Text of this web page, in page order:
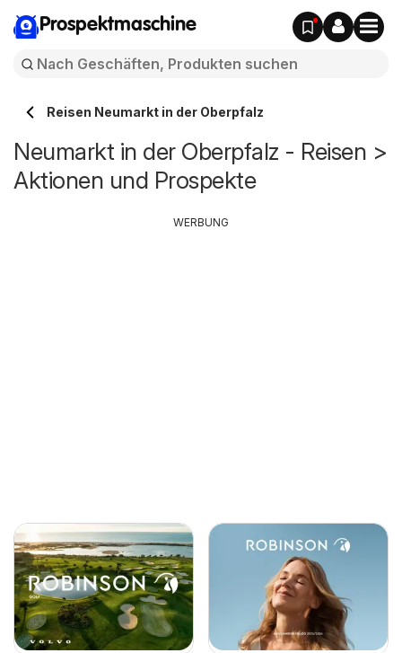
Prospektmaschine
Reisen Neumarkt in der Oberpfalz
Neumarkt in der Oberpfalz - Reisen >
Aktionen und Prospekte
WERBUNG